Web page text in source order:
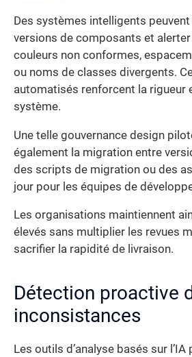
Des systèmes intelligents
versions de composants et
couleurs non conformes,
ou noms de classes divergents.
automatisés renforcent la rigueur
système.
Une telle gouvernance design
également la migration entre
des scripts de migration ou des
jour pour les équipes de
Les organisations maintiennent
élevés sans multiplier les revues
sacrifier la rapidité de livraison.
Détection proactive
inconsistances
Les outils d’analyse basés sur